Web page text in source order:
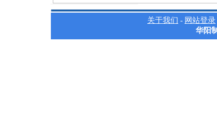
关于我们 - 网站登录
华阳